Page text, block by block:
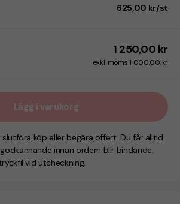
625,00 kr/st
1 250,00 kr
exkl. moms 1 000,00 kr
Lägg i varukorg
slutföra köp eller begära offert. Du får alltid
innan ordern blir bindande.
vid utcheckning.